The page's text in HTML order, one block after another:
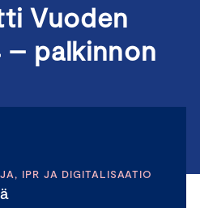
Vuoden
– palkinnon
IPR JA DIGITALISAATIO